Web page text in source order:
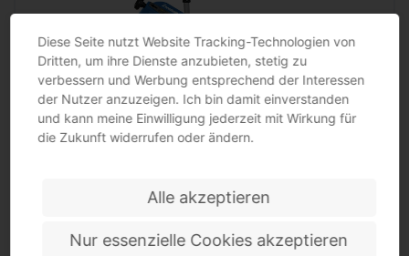
Diese Seite nutzt Website Tracking-Technologien von
Dritten, um ihre Dienste anzubieten, stetig zu
verbessern und Werbung entsprechend der Interessen
der Nutzer anzuzeigen. Ich bin damit einverstanden
und kann meine Einwilligung jederzeit mit Wirkung für
die Zukunft widerrufen oder ändern.
Alle akzeptieren
Nur essenzielle Cookies akzeptieren